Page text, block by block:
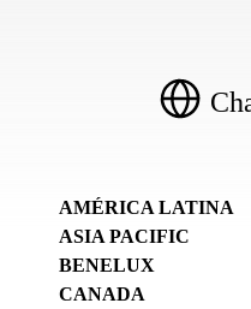
AMÉRICA LATINA
ASIA PACIFIC
BENELUX
CANADA